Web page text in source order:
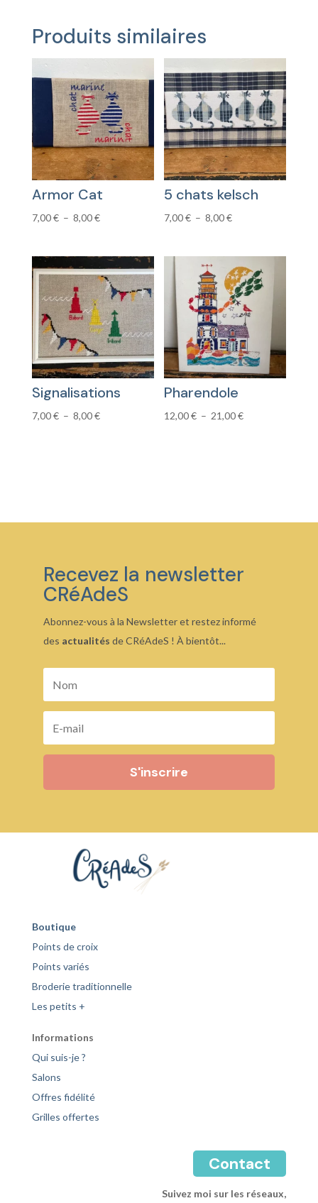
Produits similaires
Armor Cat
7,00€ – 8,00€Plage
prix :
7,00 €
à
8,00 €
5 chats kelsch
7,00€ – 8,00€Plage
prix :
7,00 €
à
8,00 €
Signalisations
7,00€ – 8,00€Plage
Pharendole
12,00€ – 21,00€Plage
Recevez la newsletter
CRéAdeS
Abonnez-vous à la Newsletter et restez informé
des actualités de CRéAdeS ! À bientôt...
S'inscrire
Boutique
Points de croix
Points variés
Broderie traditionnelle
Les petits +
Informations
Qui suis-je ?
Salons
Offres fidélité
Grilles offertes
Contact
Suivez moi sur les réseaux,